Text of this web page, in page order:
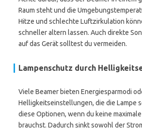
Raum steht und die
Hitze und schlechte Luftzirkulation
schneller altern lassen. Auch direkte
auf das Gerät solltest du vermeiden.
Lampenschutz durch
Viele Beamer bieten Energiesparmodi
Helligkeitseinstellungen, die die Lampe
diese Optionen, wenn du keine
brauchst. Dadurch sinkt sowohl der